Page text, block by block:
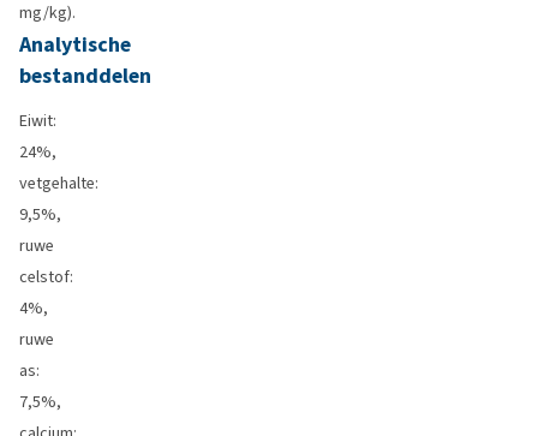
mg/kg).
Analytische
bestanddelen
Eiwit:
24%,
vetgehalte:
9,5%,
ruwe
celstof:
4%,
ruwe
as:
7,5%,